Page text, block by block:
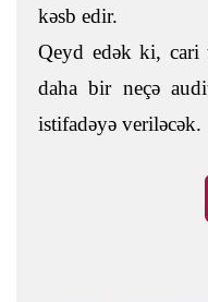
kəsb edir.
Qeyd edək ki, cari
daha bir neçə
istifadəyə veriləcək.